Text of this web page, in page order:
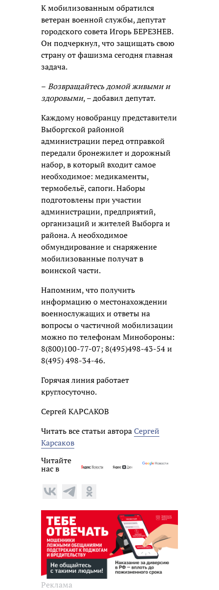
К мобилизованным обратился
ветеран военной службы, депутат
городского совета Игорь БЕРЕЗНЕВ.
Он подчеркнул, что защищать свою
страну от фашизма сегодня главная
задача.
– Возвращайтесь домой живыми и
здоровыми, – добавил депутат.
Каждому новобранцу представители
Выборгской районной
администрации перед отправкой
передали бронежилет и дорожный
набор, в который входит самое
необходимое: медикаменты,
термобельё, сапоги. Наборы
подготовлены при участии
администрации, предприятий,
организаций и жителей Выборга и
района. А необходимое
обмундирование и снаряжение
мобилизованные получат в
воинской части.
Напомним, что получить
информацию о местонахождении
военнослужащих и ответы на
вопросы о частичной мобилизации
можно по телефонам Минобороны:
8(800)100-77-07; 8(495)498-43-54 и
8(495) 498-34-46.
Горячая линия работает
круглосуточно.
Сергей КАРСАКОВ
Читать все статьи автораСергей
Карсаков
Читайте
нас в
Реклама